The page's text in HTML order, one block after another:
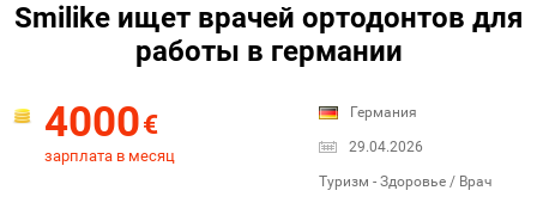
Smilike ищет врачей ортодонтов для
работы в германии
4000€
зарплата в месяц
Германия
29.04.2026
Туризм - Здоровье / Врач